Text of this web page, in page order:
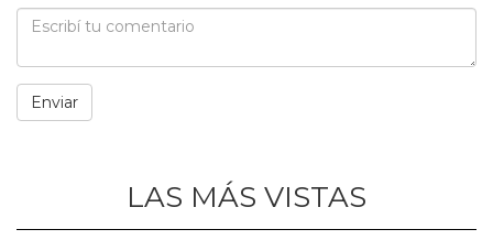
LAS MÁS VISTAS